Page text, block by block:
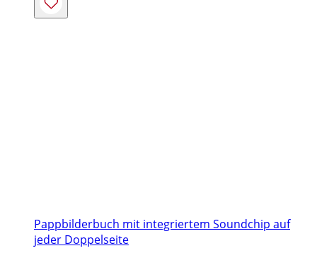
Pappbilderbuch mit integriertem Soundchip auf
jeder Doppelseite